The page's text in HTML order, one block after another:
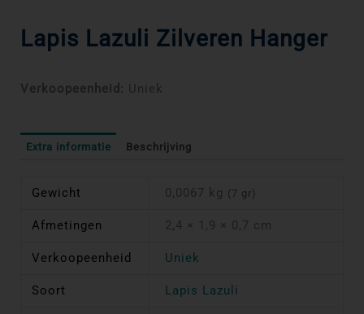
Lapis Lazuli Zilveren Hanger
Verkoopeenheid: Uniek
Extra informatie Beschrijving
Gewicht 0,0067 kg (7 gr)
Afmetingen 2,4 × 1,9 × 0,7 cm
Verkoopeenheid Uniek
Soort Lapis Lazuli